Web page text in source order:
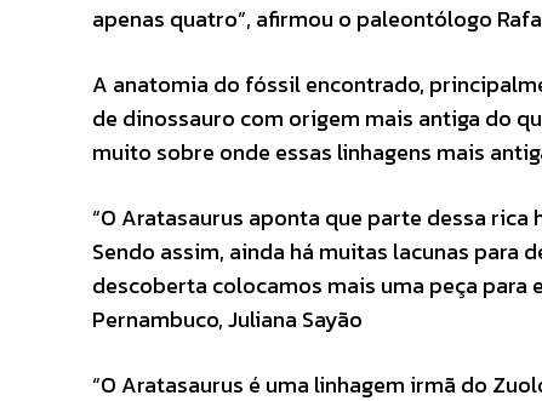
apenas quatro”, afirmou o paleontólogo
A anatomia do fóssil encontrado,
de dinossauro com origem mais antiga do
muito sobre onde essas linhagens mais
“O Aratasaurus aponta que parte dessa
Sendo assim, ainda há muitas lacunas para
descoberta colocamos mais uma peça para
Pernambuco, Juliana Sayão
“O Aratasaurus é uma linhagem irmã do